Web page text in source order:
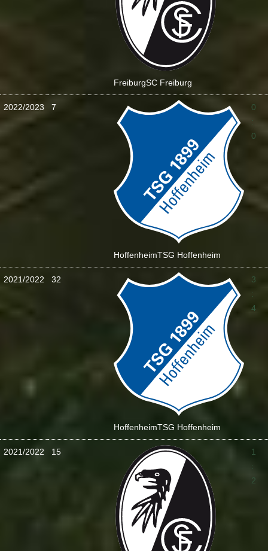
FreiburgSC Freiburg
2022/2023 7
HoffenheimTSG Hoffenheim
0
0
2021/2022 32
HoffenheimTSG Hoffenheim
3
:
4
2021/2022 15
1
:
2